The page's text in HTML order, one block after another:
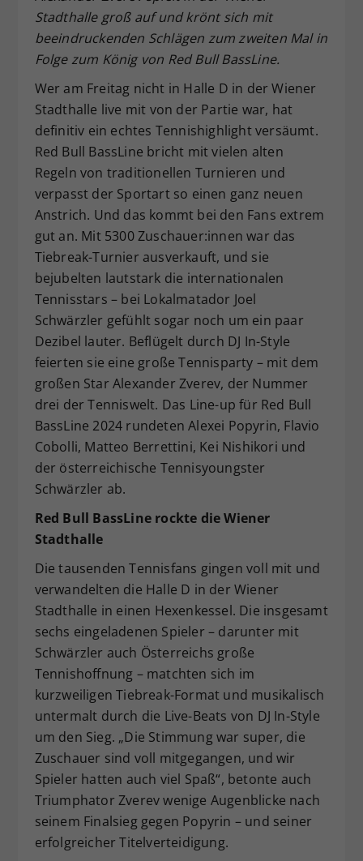
Stadthalle groß auf und krönt sich mit
beeindruckenden Schlägen zum zweiten Mal in
Folge zum König von Red Bull BassLine.
Wer am Freitag nicht in Halle D in der Wiener
Stadthalle live mit von der Partie war, hat
definitiv ein echtes Tennishighlight versäumt.
Red Bull BassLine bricht mit vielen alten
Regeln von traditionellen Turnieren und
verpasst der Sportart so einen ganz neuen
Anstrich. Und das kommt bei den Fans extrem
gut an. Mit 5300 Zuschauer:innen war das
Tiebreak-Turnier ausverkauft, und sie
bejubelten lautstark die internationalen
Tennisstars – bei Lokalmatador Joel
Schwärzler gefühlt sogar noch um ein paar
Dezibel lauter. Beflügelt durch DJ In-Style
feierten sie eine große Tennisparty – mit dem
großen Star Alexander Zverev, der Nummer
drei der Tenniswelt. Das Line-up für Red Bull
BassLine 2024 rundeten Alexei Popyrin, Flavio
Cobolli, Matteo Berrettini, Kei Nishikori und
der österreichische Tennisyoungster
Schwärzler ab.
Red Bull BassLine rockte die Wiener
Stadthalle
Die tausenden Tennisfans gingen voll mit und
verwandelten die Halle D in der Wiener
Stadthalle in einen Hexenkessel. Die insgesamt
sechs eingeladenen Spieler – darunter mit
Schwärzler auch Österreichs große
Tennishoffnung – matchten sich im
kurzweiligen Tiebreak-Format und musikalisch
untermalt durch die Live-Beats von DJ In-Style
um den Sieg. „Die Stimmung war super, die
Zuschauer sind voll mitgegangen, und wir
Spieler hatten auch viel Spaß“, betonte auch
Triumphator Zverev wenige Augenblicke nach
seinem Finalsieg gegen Popyrin – und seiner
erfolgreicher Titelverteidigung.
Dieser Wert speichert Ihre Consent-
Einstellungen. Unter anderem eine
zufällig generierte ID, für die
vorgenommen Einstellungen, falls der
Webseiten-Betreiber dies eingestellt
hat.